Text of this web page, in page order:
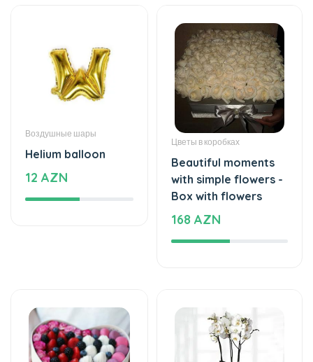
Воздушные шары
Helium balloon
12 AZN
Цветы в коробках
Beautiful moments
with simple flowers -
Box with flowers
168 AZN